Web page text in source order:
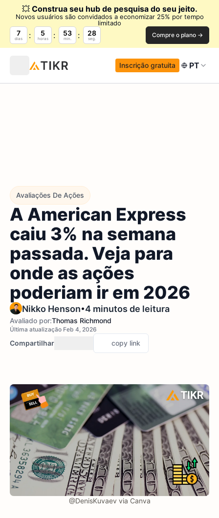
💥 Construa seu hub de pesquisa do seu jeito.
Novos usuários são convidados a economizar 25% por tempo
limitado
7
dias
5
horas
53
min.
27
seg. Compre o plano →
Inscrição gratuita PT
Avaliações De Ações
A American Express
caiu 3% na semana
passada. Veja para
onde as ações
poderiam ir em 2026
Nikko Henson•4 minutos de leitura
Avaliado por:Thomas Richmond
Última atualização Feb 4, 2026
Compartilhar copy link
@DenisKuvaev via Canva